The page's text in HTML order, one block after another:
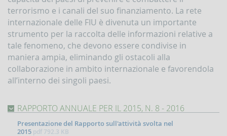
oggettive
(OGG)
Dichiarazioni
operazioni
oro
(ORO)
Comunicazioni
finanziarie
Comunicazioni
Russia
terrorismo e i canali del suo finanziamento. La rete
internazionale delle FIU è divenuta un importante
strumento per la raccolta delle informazioni relative a
tale fenomeno, che devono essere condivise in
maniera ampia, eliminando gli ostacoli alla
collaborazione in ambito internazionale e favorendola
all’interno dei singoli paesi.
RAPPORTO ANNUALE PER IL 2015, N. 8 - 2016
Presentazione del Rapporto sull'attività svolta nel
2015 pdf 792.3 KB